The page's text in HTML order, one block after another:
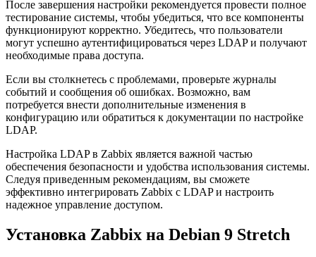
После завершения настройки рекомендуется провести полное
тестирование системы, чтобы убедиться, что все компоненты
функционируют корректно. Убедитесь, что пользователи
могут успешно аутентифицироваться через LDAP и получают
необходимые права доступа.
Если вы столкнетесь с проблемами, проверьте журналы
событий и сообщения об ошибках. Возможно, вам
потребуется внести дополнительные изменения в
конфигурацию или обратиться к документации по настройке
LDAP.
Настройка LDAP в Zabbix является важной частью
обеспечения безопасности и удобства использования системы.
Следуя приведенным рекомендациям, вы сможете
эффективно интегрировать Zabbix с LDAP и настроить
надежное управление доступом.
Установка Zabbix на Debian 9 Stretch